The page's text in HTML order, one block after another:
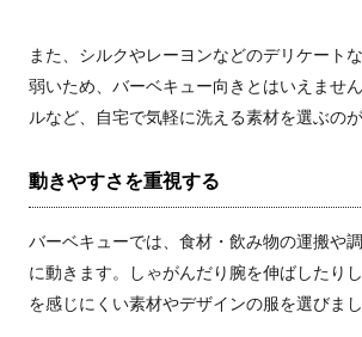
また、シルクやレーヨンなどのデリケート
弱いため、バーベキュー向きとはいえませ
ルなど、自宅で気軽に洗える素材を選ぶのが
動きやすさを重視する
バーベキューでは、食材・飲み物の運搬や
に動きます。しゃがんだり腕を伸ばしたり
を感じにくい素材やデザインの服を選びまし